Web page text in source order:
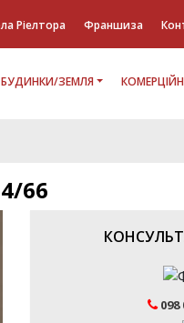
Ріелтора Франшиза
БУДИНКИ/ЗЕМЛЯ
66
098